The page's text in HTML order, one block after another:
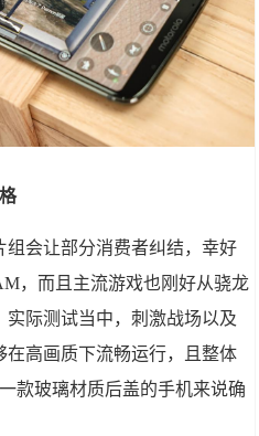
组会让部分消费者纠结，幸好
，而且主流游戏也刚好从骁龙
实际测试当中，刺激战场以及
在高画质下流畅运行，且整体
款玻璃材质后盖的手机来说确